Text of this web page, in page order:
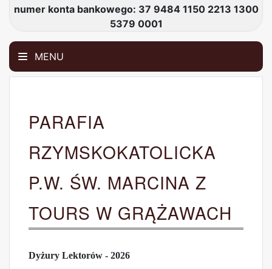
numer konta bankowego: 37 9484 1150 2213 1300
5379 0001
MENU
PARAFIA
RZYMSKOKATOLICKA
P.W. ŚW. MARCINA Z
TOURS W GRĄŻAWACH
Dyżury Lektorów - 2026